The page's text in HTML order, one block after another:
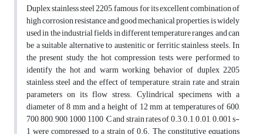
Duplex stainless steel 2205, famous for its excellent combination of
high corrosion resistance and good mechanical properties, is widely
used in the industrial fields in different temperature ranges, and can
be a suitable alternative to austenitic or ferritic stainless steels. In
the present study, the hot compression tests were performed to
identify the hot and warm working behavior of duplex 2205
stainless steel and the effect of temperature, strain rate and strain
parameters on its flow stress. Cylindrical specimens with a
diameter of 8 mm and a height of 12 mm at temperatures of 600,
700, 800, 900, 1000, 1100 °C and strain rates of 0.3, 0.1, 0.01, 0.001 s-